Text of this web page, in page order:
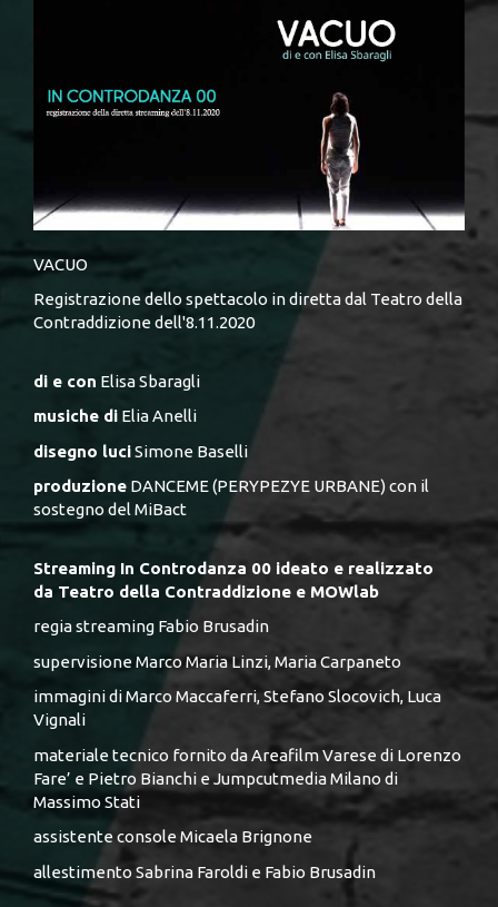
VACUO
Registrazione dello spettacolo in diretta dal Teatro della
Contraddizione dell'8.11.2020
di e con Elisa Sbaragli
musiche di Elia Anelli
disegno luciSimone Baselli
produzione DANCEME (PERYPEZYE URBANE) con il
sostegno del MiBact
Streaming In Controdanza 00 ideato e realizzato
da Teatro della Contraddizione e MOWlab
regia streaming Fabio Brusadin
supervisione Marco Maria Linzi, Maria Carpaneto
immagini di Marco Maccaferri, Stefano Slocovich, Luca
Vignali
materiale tecnico fornito da Areafilm Varese di Lorenzo
Fare’ e Pietro Bianchi e Jumpcutmedia Milano di
Massimo Stati
assistente console Micaela Brignone
allestimento Sabrina Faroldi e Fabio Brusadin